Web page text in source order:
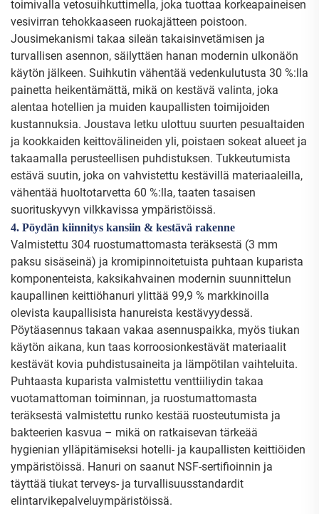
toimivalla vetosuihkuttimella, joka tuottaa korkeapaineisen
vesivirran tehokkaaseen ruokajätteen poistoon.
Jousimekanismi takaa sileän takaisinvetämisen ja
turvallisen asennon, säilyttäen hanan modernin ulkonäön
käytön jälkeen. Suihkutin vähentää vedenkulutusta 30 %:lla
painetta heikentämättä, mikä on kestävä valinta, joka
alentaa hotellien ja muiden kaupallisten toimijoiden
kustannuksia. Joustava letku ulottuu suurten pesualtaiden
ja kookkaiden keittovälineiden yli, poistaen sokeat alueet ja
takaamalla perusteellisen puhdistuksen. Tukkeutumista
estävä suutin, joka on vahvistettu kestävillä materiaaleilla,
vähentää huoltotarvetta 60 %:lla, taaten tasaisen
suorituskyvyn vilkkavissa ympäristöissä.
4. Pöydän kiinnitys kansiin & kestävä rakenne
Valmistettu 304 ruostumattomasta teräksestä (3 mm
paksu sisäseinä) ja kromipinnoitetuista puhtaan kuparista
komponenteista, kaksikahvainen modernin suunnittelun
kaupallinen keittiöhanuri ylittää 99,9 % markkinoilla
olevista kaupallisista hanureista kestävyydessä.
Pöytäasennus takaan vakaa asennuspaikka, myös tiukan
käytön aikana, kun taas korroosionkestävät materiaalit
kestävät kovia puhdistusaineita ja lämpötilan vaihteluita.
Puhtaasta kuparista valmistettu venttiiliydin takaa
vuotamattoman toiminnan, ja ruostumattomasta
teräksestä valmistettu runko kestää ruosteutumista ja
bakteerien kasvua – mikä on ratkaisevan tärkeää
hygienian ylläpitämiseksi hotelli- ja kaupallisten keittiöiden
ympäristöissä. Hanuri on saanut NSF-sertifioinnin ja
täyttää tiukat terveys- ja turvallisuusstandardit
elintarvikepalveluympäristöissä.